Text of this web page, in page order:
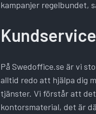
kampanjer regelbundet,
På Swedoffice.se är vi
alltid redo att hjälpa dig
tjänster. Vi förstår att
kontorsmaterial, det är